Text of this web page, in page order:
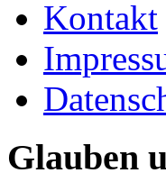
Kontakt
Glauben